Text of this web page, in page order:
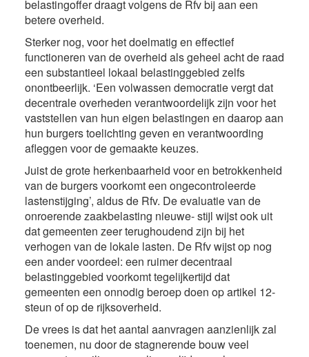
belastingoffer draagt volgens de Rfv bij aan een
betere overheid.
Sterker nog, voor het doelmatig en effectief
functioneren van de overheid als geheel acht de raad
een substantieel lokaal belastinggebied zelfs
onontbeerlijk. ‘Een volwassen democratie vergt dat
decentrale overheden verantwoordelijk zijn voor het
vaststellen van hun eigen belastingen en daarop aan
hun burgers toelichting geven en verantwoording
afleggen voor de gemaakte keuzes.
Juist de grote herkenbaarheid voor en betrokkenheid
van de burgers voorkomt een ongecontroleerde
lastenstijging’, aldus de Rfv. De evaluatie van de
onroerende zaakbelasting nieuwe- stijl wijst ook uit
dat gemeenten zeer terughoudend zijn bij het
verhogen van de lokale lasten. De Rfv wijst op nog
een ander voordeel: een ruimer decentraal
belastinggebied voorkomt tegelijkertijd dat
gemeenten een onnodig beroep doen op artikel 12-
steun of op de rijksoverheid.
De vrees is dat het aantal aanvragen aanzienlijk zal
toenemen, nu door de stagnerende bouw veel